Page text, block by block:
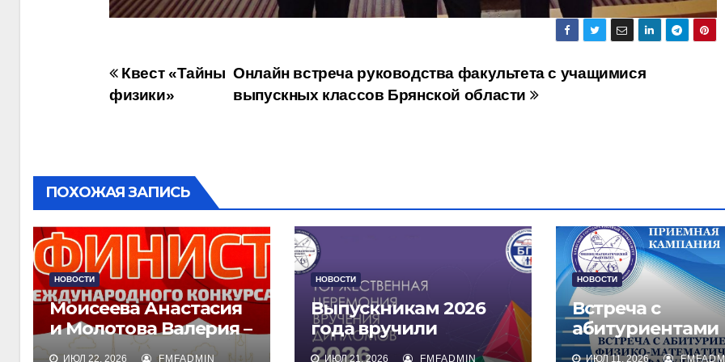
Навигация
по
Онлайн встреча руководства факультета с учащимися
выпускных классов Брянской области
Квест «Тайны
физики»
ПОХОЖАЯ ЗАПИСЬ
НОВОСТИ
Моисеева Анастасия
и Молотова Валерия –
лауреаты
ИЮЛ 22, 2026 FMFADMIN
НОВОСТИ
Выпускникам 2026
года вручили
дипломы о высшем
ИЮЛ 21, 2026 FMFADMIN
НОВОСТИ
Встреча с
абитуриентами
физико-
ИЮЛ 11, 2026